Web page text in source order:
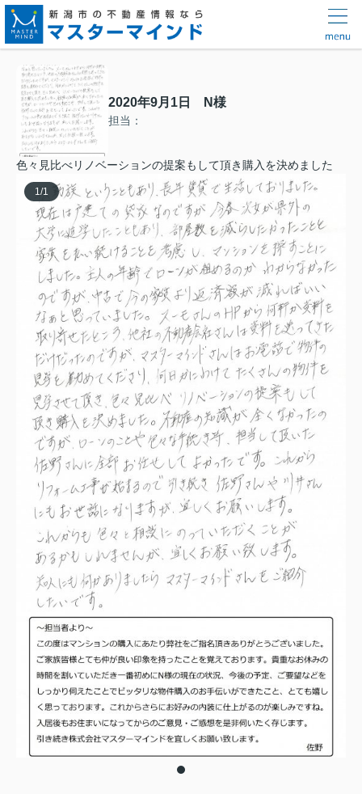
2020年9月1日 N様
担当：
色々見比べリノベーションの提案もして頂き購入を決めました
1 /1